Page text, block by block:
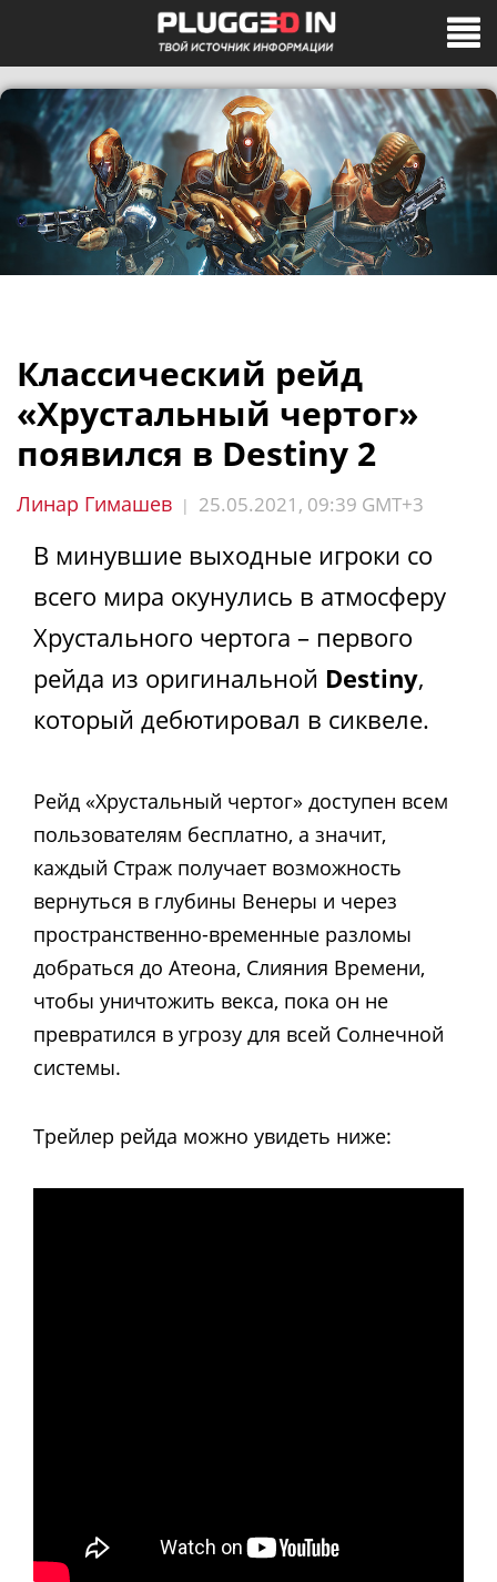
Классический рейд
«Хрустальный чертог»
появился в Destiny 2
Линар Гимашев | 25.05.2021, 09:39 GMT+3
В минувшие выходные игроки со
всего мира окунулись в атмосферу
Хрустального чертога – первого
рейда из оригинальной Destiny,
который дебютировал в сиквеле.
Рейд «Хрустальный чертог» доступен всем
пользователям бесплатно, а значит,
каждый Страж получает возможность
вернуться в глубины Венеры и через
пространственно-временные разломы
добраться до Атеона, Слияния Времени,
чтобы уничтожить векса, пока он не
превратился в угрозу для всей Солнечной
системы.
Трейлер рейда можно увидеть ниже: